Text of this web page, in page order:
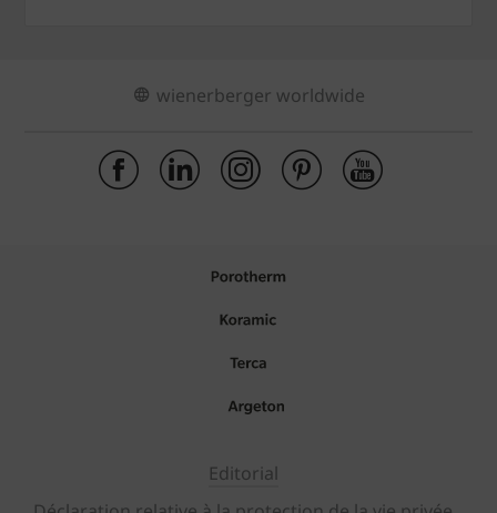
wienerberger worldwide
Editorial